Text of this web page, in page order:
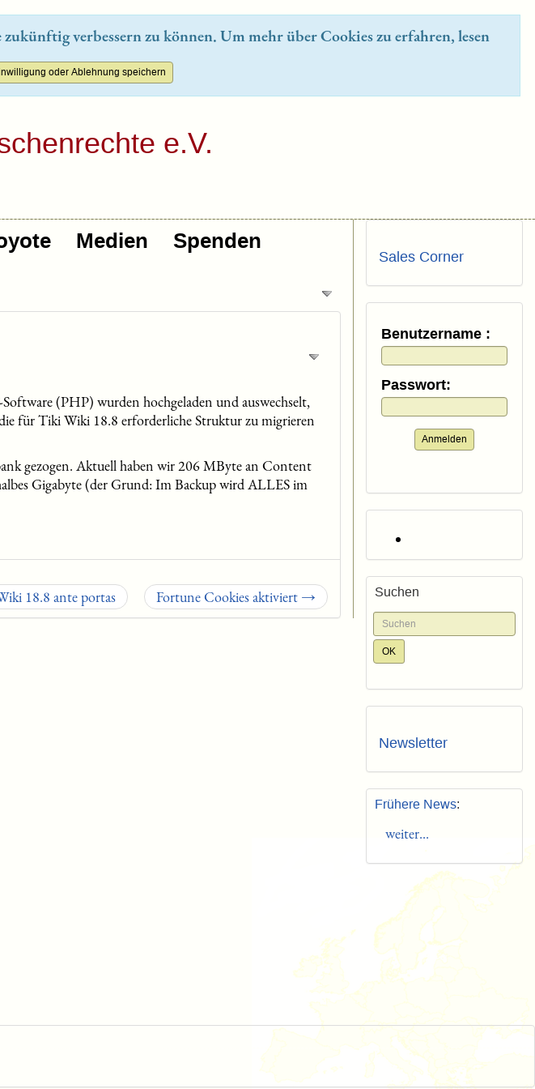
verbessern zu können. Um mehr über Cookies zu erfahren, lesen
e.V.
Medien Spenden
(PHP) wurden hochgeladen und auswechselt,
für Tiki Wiki 18.8 erforderliche Struktur zu migrieren
gezogen. Aktuell haben wir 206 MByte an Content
Gigabyte (der Grund: Im Backup wird ALLES im
18.8 ante portas Fortune Cookies aktiviert →
Sales Corner
Benutzername :
Passwort:
Anmelden
Suchen
Newsletter
Frühere News:
weiter...